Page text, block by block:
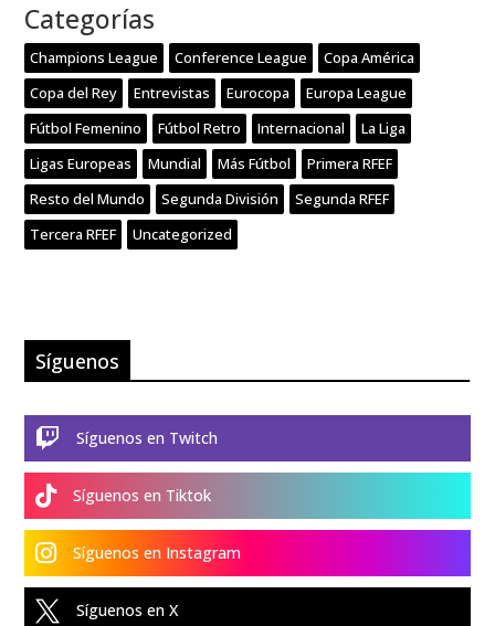
Categorías
Champions League Conference League
Copa América
Copa del Rey
Entrevistas Eurocopa
Europa League
Fútbol Femenino
Fútbol Retro Internacional
La Liga
Ligas Europeas
Mundial Más Fútbol
Primera RFEF
Resto del Mundo
Segunda División
Segunda RFEF
Tercera RFEF
Uncategorized
Síguenos
 Síguenos en Twitch
 Síguenos en Tiktok
 Síguenos en Instagram
 Síguenos en X